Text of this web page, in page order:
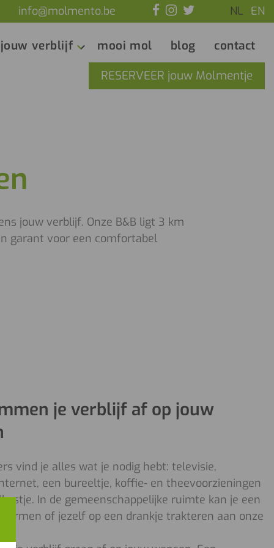
info@molmento.be NL EN
jouw verblijf mooi mol blog
contact
RESERVEER jouw Molmentje
jouw verblijf. Onze B&B ligt 3 km
garant voor een comfortabel
je verblijf af op jouw
vind je alles wat je nodig hebt: televisie,
een bureeltje, koffie- en theevoorzieningen
In de gemeenschappelijke ruimte kan je een
of jezelf op een drankje trakteren aan onze